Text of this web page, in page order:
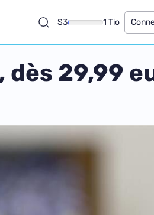
S3 1 Tio
dès 29,99